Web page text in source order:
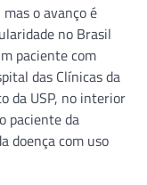
o avanço é
no Brasil
paciente com
das Clínicas da
da USP, no interior
paciente da
doença com uso